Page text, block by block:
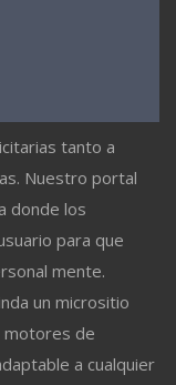
tanto a
Nuestro portal
donde los
para que
mente.
un micrositio
motores de
a cualquier